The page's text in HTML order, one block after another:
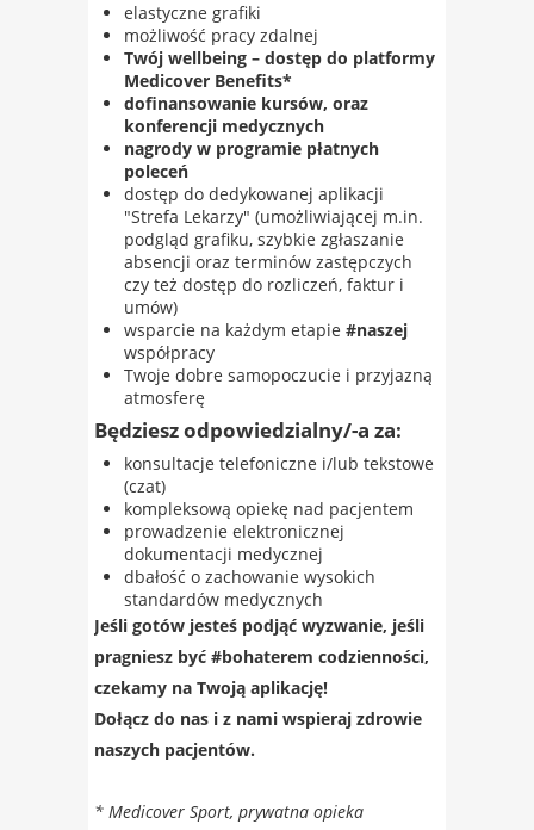
elastyczne grafiki
możliwość pracy zdalnej
Twój wellbeing – dostęp do platformy
Medicover Benefits*
dofinansowanie kursów, oraz
konferencji medycznych
nagrody w programie płatnych
poleceń
dostęp do dedykowanej aplikacji
"Strefa Lekarzy" (umożliwiającej m.in.
podgląd grafiku, szybkie zgłaszanie
absencji oraz terminów zastępczych
czy też dostęp do rozliczeń, faktur i
umów)
wsparcie na każdym etapie #naszej
współpracy
Twoje dobre samopoczucie i przyjazną
atmosferę
Będziesz odpowiedzialny/-a za:
konsultacje telefoniczne i/lub tekstowe
(czat)
kompleksową opiekę nad pacjentem
prowadzenie elektronicznej
dokumentacji medycznej
dbałość o zachowanie wysokich
standardów medycznych
Jeśli gotów jesteś podjąć wyzwanie, jeśli
pragniesz być #bohaterem codzienności,
czekamy na Twoją aplikację!​
Dołącz do nas i z nami wspieraj zdrowie
naszych pacjentów.
* Medicover Sport, prywatna opieka